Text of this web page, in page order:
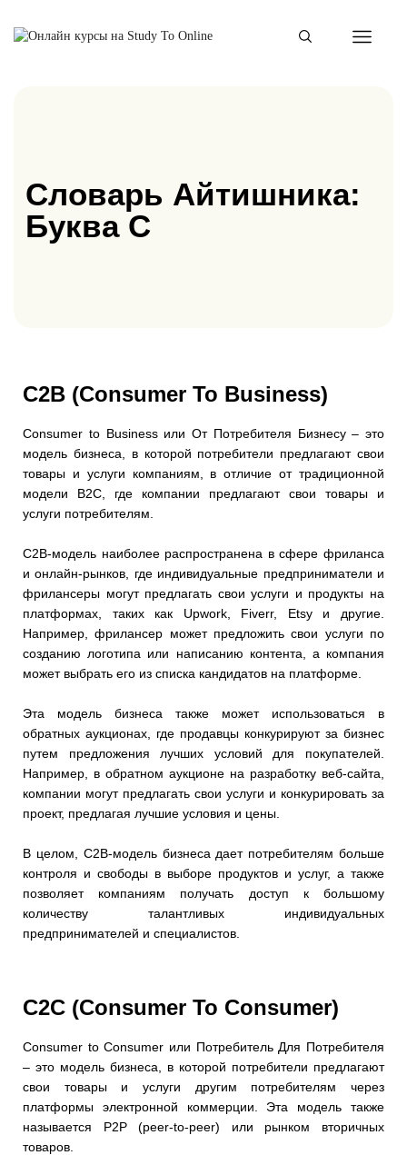
Словарь Айтишника:
Буква C
C2B (Consumer To Business)
Consumer to Business или От Потребителя Бизнесу – это
модель бизнеса, в которой потребители предлагают свои
товары и услуги компаниям, в отличие от традиционной
модели B2C, где компании предлагают свои товары и
услуги потребителям.
C2B-модель наиболее распространена в сфере фриланса
и онлайн-рынков, где индивидуальные предприниматели и
фрилансеры могут предлагать свои услуги и продукты на
платформах, таких как Upwork, Fiverr, Etsy и другие.
Например, фрилансер может предложить свои услуги по
созданию логотипа или написанию контента, а компания
может выбрать его из списка кандидатов на платформе.
Эта модель бизнеса также может использоваться в
обратных аукционах, где продавцы конкурируют за бизнес
путем предложения лучших условий для покупателей.
Например, в обратном аукционе на разработку веб-сайта,
компании могут предлагать свои услуги и конкурировать за
проект, предлагая лучшие условия и цены.
В целом, C2B-модель бизнеса дает потребителям больше
контроля и свободы в выборе продуктов и услуг, а также
позволяет компаниям получать доступ к большому
количеству талантливых индивидуальных
предпринимателей и специалистов.
C2C (Consumer To Consumer)
Consumer to Consumer или Потребитель Для Потребителя
– это модель бизнеса, в которой потребители предлагают
свои товары и услуги другим потребителям через
платформы электронной коммерции. Эта модель также
называется P2P (peer-to-peer) или рынком вторичных
товаров.